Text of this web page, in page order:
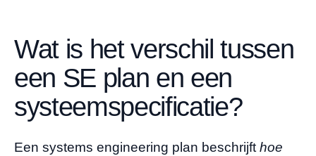
Wat is het verschil tussen
een SE plan en een
systeemspecificatie?
Een systems engineering plan beschrijft hoe